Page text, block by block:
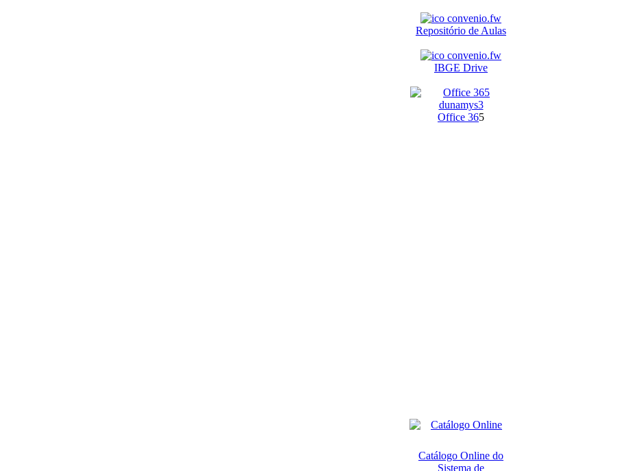
Repositório de Aulas
IBGE Drive
Office 365
Catálogo Online do
Sistema de